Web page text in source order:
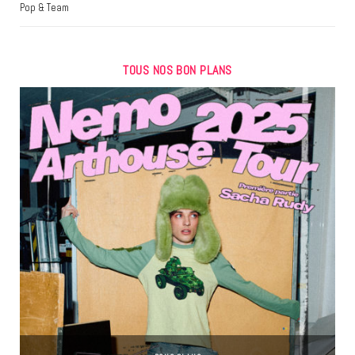
Pop & Team
TOUS NOS BON PLANS